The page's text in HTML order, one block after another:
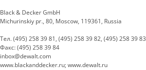
Black & Decker GmbH
Michurinskiy pr., 80, Moscow, 119361, Russia
Тел. (495) 258 39 81, (495) 258 39 82, (495) 258 39 83
Факс: (495) 258 39 84
inbox@dewalt.com
www.blackanddecker.ru; www.dewalt.ru